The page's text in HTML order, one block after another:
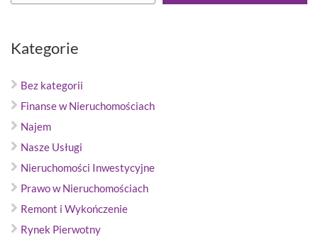
Kategorie
Bez kategorii
Finanse w Nieruchomościach
Najem
Nasze Usługi
Nieruchomości Inwestycyjne
Prawo w Nieruchomościach
Remont i Wykończenie
Rynek Pierwotny